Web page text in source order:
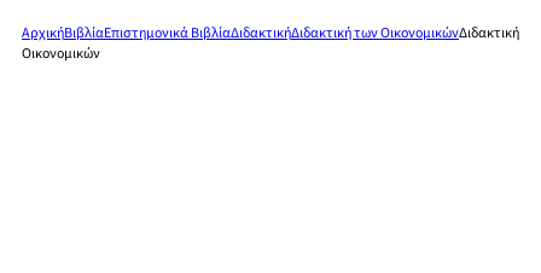
ΑρχικήΒιβλίαΕπιστημονικά ΒιβλίαΔιδακτικήΔιδακτική των ΟικονομικώνΔιδακτική
Οικονομικών